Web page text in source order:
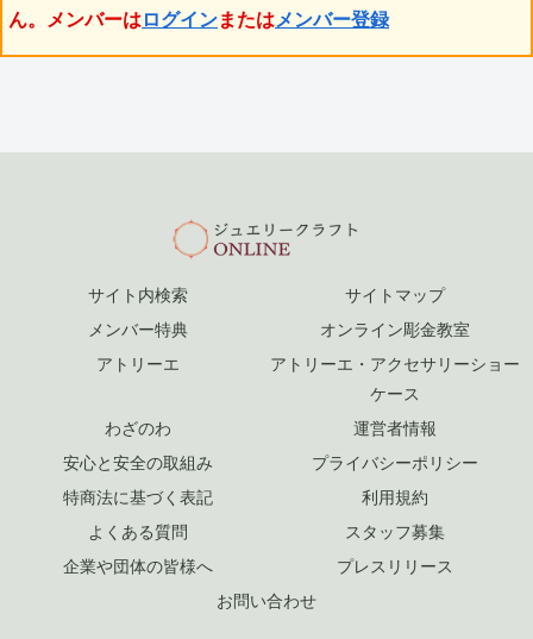
ん。メンバーは ログインまたは メンバー登録
サイト内検索
サイトマップ
メンバー特典
オンライン彫金教室
アトリーエ
アトリーエ・アクセサリーショー
ケース
わざのわ
運営者情報
安心と安全の取組み
プライバシーポリシー
特商法に基づく表記
利用規約
よくある質問
スタッフ募集
企業や団体の皆様へ
プレスリリース
お問い合わせ